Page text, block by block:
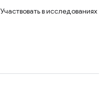
Участвовать в исследованиях